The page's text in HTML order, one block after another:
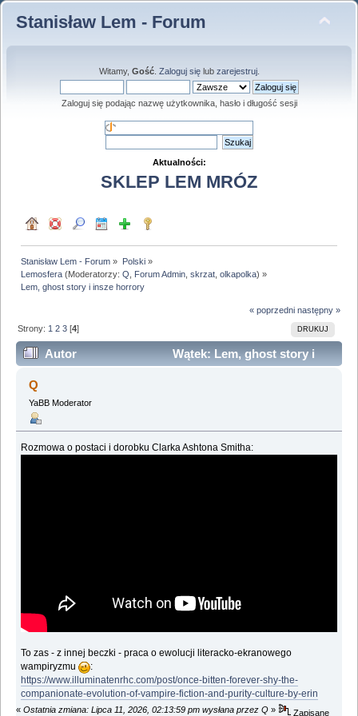
Stanisław Lem - Forum
Witamy, Gość. Zaloguj sięlub zarejestruj.
Zaloguj się podając nazwę użytkownika, hasło i długość sesji
Aktualności:
SKLEP LEM MRÓZ
Stanisław Lem - Forum » Polski»
Lemosfera (Moderatorzy:Q Forum Admin ,skrzat ,olkapolka) »
Lem, ghost story i insze horrory
« poprzedni następny »
DRUKUJ
Strony: 1 2 3 [4]
Autor
Wątek: Lem, ghost story i
insze horrory (Przeczytany 143374 razy)
Q
YaBB Moderator
Rozmowa o postaci i dorobku Clarka Ashtona Smitha:
To zas - z innej beczki - praca o ewolucji literacko-ekranowego
wampiryzmu
:
https://www.illuminatenrhc.com/post/once-bitten-forever-shy-the-
companionate-evolution-of-vampire-fiction-and-purity-culture-by-erin
« Ostatnia zmiana: Lipca 11, 2026, 02:13:59 pm wysłana przez Q » Zapisane